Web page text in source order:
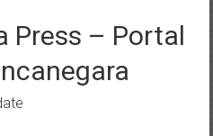
Press – Portal